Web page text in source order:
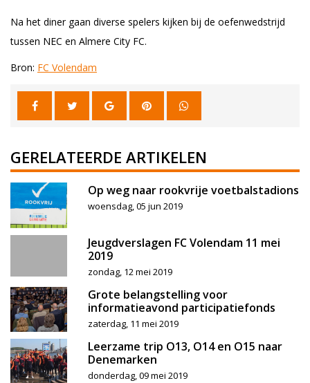
Na het diner gaan diverse spelers kijken bij de oefenwedstrijd
tussen NEC en Almere City FC.
Bron: FC Volendam
GERELATEERDE ARTIKELEN
Op weg naar rookvrije voetbalstadions
woensdag, 05 jun 2019
Jeugdverslagen FC Volendam 11 mei
2019
zondag, 12 mei 2019
Grote belangstelling voor
informatieavond participatiefonds
zaterdag, 11 mei 2019
Leerzame trip O13, O14 en O15 naar
Denemarken
donderdag, 09 mei 2019